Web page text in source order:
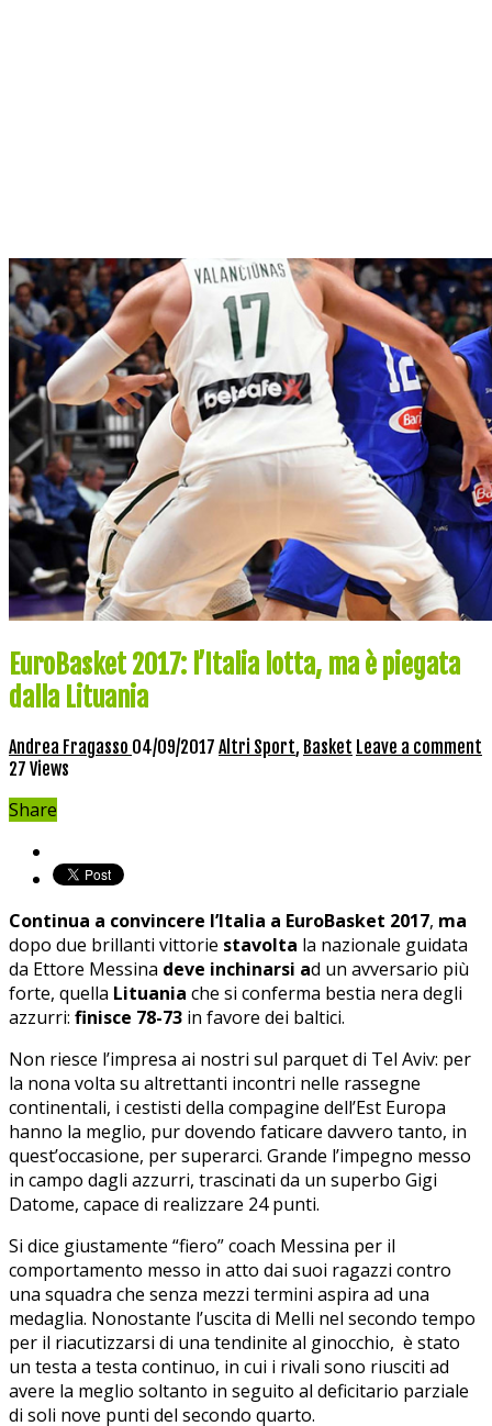
EuroBasket 2017: l’Italia lotta, ma è piegata
dalla Lituania
Andrea Fragasso 04/09/2017 Altri Sport, Basket Leave a comment
27 Views
Share
Continua a convincere l’Italia a EuroBasket 2017, ma
dopo due brillanti vittorie stavolta la nazionale guidata
da Ettore Messina deve inchinarsi ad un avversario più
forte, quella Lituania che si conferma bestia nera degli
azzurri: finisce 78-73 in favore dei baltici.
Non riesce l’impresa ai nostri sul parquet di Tel Aviv: per
la nona volta su altrettanti incontri nelle rassegne
continentali, i cestisti della compagine dell’Est Europa
hanno la meglio, pur dovendo faticare davvero tanto, in
quest’occasione, per superarci. Grande l’impegno messo
in campo dagli azzurri, trascinati da un superbo Gigi
Datome, capace di realizzare 24 punti.
Si dice giustamente “fiero” coach Messina per il
comportamento messo in atto dai suoi ragazzi contro
una squadra che senza mezzi termini aspira ad una
medaglia. Nonostante l’uscita di Melli nel secondo tempo
per il riacutizzarsi di una tendinite al ginocchio, è stato
un testa a testa continuo, in cui i rivali sono riusciti ad
avere la meglio soltanto in seguito al deficitario parziale
di soli nove punti del secondo quarto.